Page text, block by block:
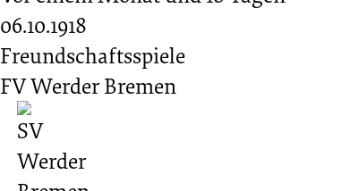
06.10.1918
Freundschaftsspiele
FV Werder Bremen